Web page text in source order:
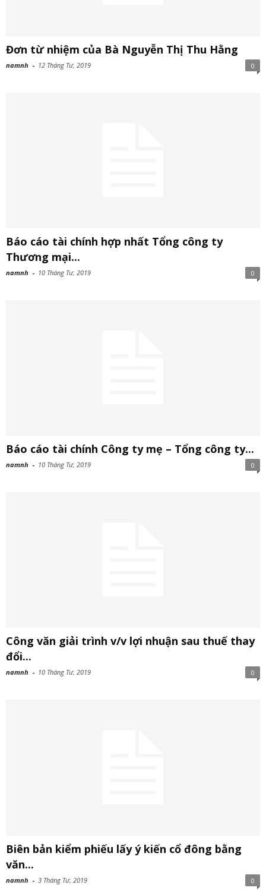
Đơn từ nhiệm của Bà Nguyễn Thị Thu Hằng
namnh - 12 Tháng Tư, 2019 0
Báo cáo tài chính hợp nhất Tổng công ty
Thương mại...
namnh - 10 Tháng Tư, 2019 0
Báo cáo tài chính Công ty mẹ – Tổng công ty...
namnh - 10 Tháng Tư, 2019 0
Công văn giải trình v/v lợi nhuận sau thuế thay
đổi...
namnh - 10 Tháng Tư, 2019 0
Biên bản kiểm phiếu lấy ý kiến cổ đông bằng
văn...
namnh - 3 Tháng Tư, 2019 0